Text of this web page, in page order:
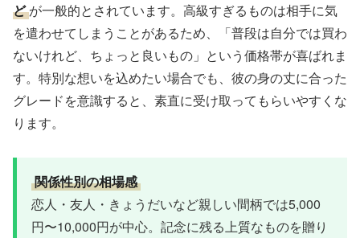
ど が一般的とされています。高級すぎるものは相手に気
を遣わせてしまうことがあるため、「普段は自分では買わ
ないけれど、ちょっと良いもの」という価格帯が喜ばれま
す。特別な想いを込めたい場合でも、彼の身の丈に合った
グレードを意識すると、素直に受け取ってもらいやすくな
ります。
関係性別の相場感
恋人・友人・きょうだいなど親しい間柄では5,000
円〜10,000円が中心。記念に残る上質なものを贈り